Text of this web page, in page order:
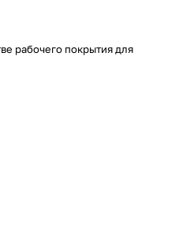
рабочего покрытия для